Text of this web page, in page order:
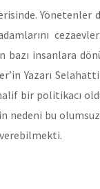
Yönetenler
bazı insanlara
Yazarı
bir politikacı
bu
verebilmekti.